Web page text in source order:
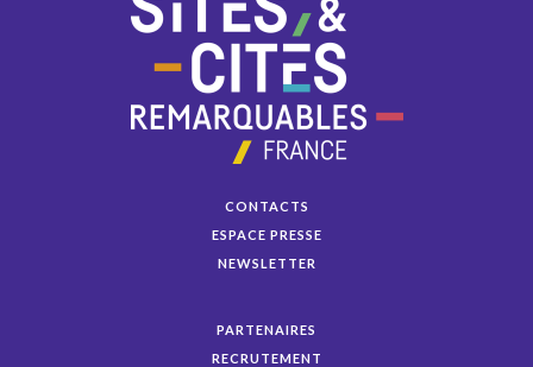
CONTACTS
ESPACE PRESSE
NEWSLETTER
PARTENAIRES
RECRUTEMENT